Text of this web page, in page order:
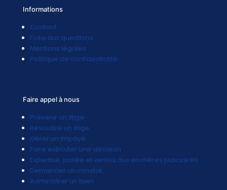
Informations
Contact
Foire aux questions
Mentions légales
Politique de confidentialité
Faire appel à nous
Prévenir un litige
Résoudre un litige
Gérer un impayé
Faire exécuter une décision
Expertise, prisée et ventes aux enchères judiciaires
Demander un constat
Administrer un bien